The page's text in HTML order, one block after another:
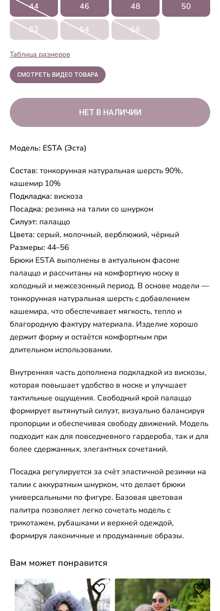
44 46 48 50
52 54 56
Таблица размеров
СМОТРЕТЬ ВИДЕО ТОВАРА
Модель: ESTA (Эста)
Состав: тонкорунная натуральная шерсть 90%,
кашемир 10%
Подкладка: вискоза
Посадка: резинка на талии со шнурком
Силуэт: палаццо
Цвета: серый, молочный, верблюжий, чёрный
Размеры: 44–56
Брюки ESTA выполнены в актуальном фасоне
палаццо и рассчитаны на комфортную носку в
холодный и межсезонный период. В основе модели —
тонкорунная натуральная шерсть с добавлением
кашемира, что обеспечивает мягкость, тепло и
благородную фактуру материала. Изделие хорошо
держит форму и остаётся комфортным при
длительном использовании.
Внутренняя часть дополнена подкладкой из вискозы,
которая повышает удобство в носке и улучшает
тактильные ощущения. Свободный крой палаццо
формирует вытянутый силуэт, визуально балансируя
пропорции и обеспечивая свободу движений. Модель
подходит как для повседневного гардероба, так и для
более сдержанных, элегантных сочетаний.
Посадка регулируется за счёт эластичной резинки на
талии с аккуратным шнурком, что делает брюки
универсальными по фигуре. Базовая цветовая
палитра позволяет легко сочетать модель с
трикотажем, рубашками и верхней одеждой,
формируя лаконичные и продуманные образы.
Вам может понравится